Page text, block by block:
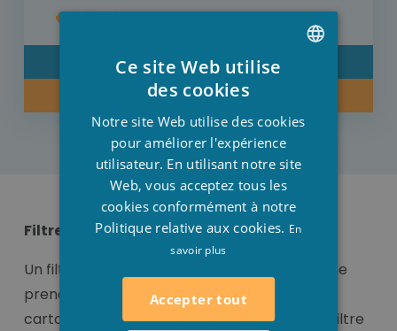
€ 16,00
DÉTAIL
ACHETER MAINTENANT
Filtre à cartouche
Un filtre à cartouche est facile à installer et ne
prend pas beaucoup de place. Un filtre à
cartouche est également appelé Cartridge filtre
ENGLISH
Ce site Web utilise
des cookies
Notre site Web utilise des cookies
pour améliorer l'expérience
utilisateur. En utilisant notre site
Web, vous acceptez tous les
cookies conformément à notre
Politique relative aux cookies. En
savoir plus
Accepter tout